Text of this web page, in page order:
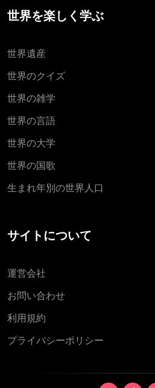
世界を楽しく学ぶ
世界遺産
世界のクイズ
世界の雑学
世界の言語
世界の大学
世界の国歌
生まれ年別の世界人口
サイトについて
運営会社
お問い合わせ
利用規約
プライバシーポリシー